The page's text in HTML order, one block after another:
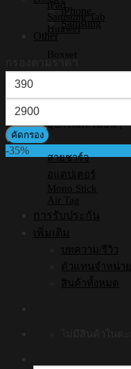
iPad
Samsung Tab
Huawei
Boxset
Samsung Boxset
อุปกรณ์เสริมอื่นๆ
สายชาร์จ
อแดปเตอร์
Mono Stick
Air Tag
การรับประกัน
เพิ่มเติม
บทความ/รีวิว
ตัวแทนจำหน่าย
สินค้าทั้งหมด
iPhone
Samsung
Other
ราคา
ต่ำ
สุด
ราคา
สูงสุด
คัดกรอง
-35%